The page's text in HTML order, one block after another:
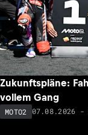
Zukunftspläne:
vollem Gang
MOTO2 07.08.2026 -